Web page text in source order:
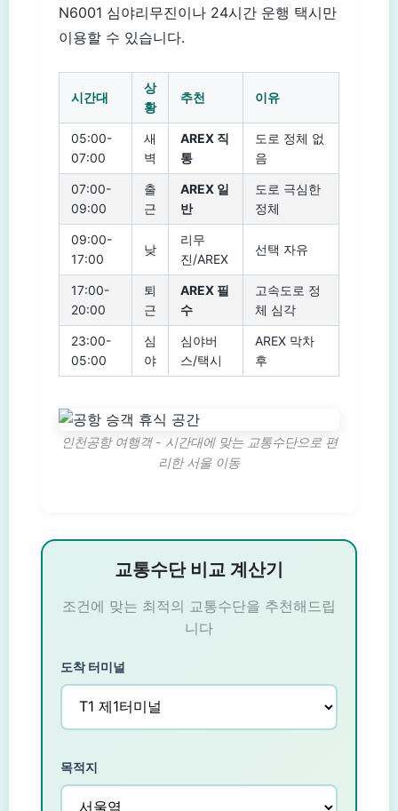
N6001 심야리무진이나 24시간 운행 택시만
이용할 수 있습니다.
시간대
상
황
추천 이유
05:00-
07:00
새
벽
AREX 직
통
도로 정체 없
음
07:00-
09:00
출
근
AREX 일
반
도로 극심한
정체
09:00-
17:00
낮
리무
진/AREX
선택 자유
17:00-
20:00
퇴
근
AREX 필
수
고속도로 정
체 심각
23:00-
05:00
심
야
심야버
스/택시
AREX 막차
후
인천공항 여행객 - 시간대에 맞는 교통수단으로 편
리한 서울 이동
교통수단 비교 계산기
조건에 맞는 최적의 교통수단을 추천해드립
니다
도착 터미널
목적지